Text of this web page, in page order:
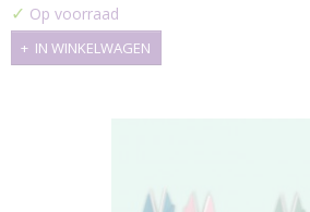
✓ Op voorraad
IN WINKELWAGEN